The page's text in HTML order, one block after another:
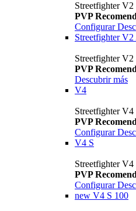
Streetfighter V2
PVP
Configurar
Streetfighter
Streetfighter V2
PVP
Descubrir más
V4
Streetfighter V4
PVP
Configurar
V4 S
Streetfighter V4
PVP
Configurar
new V4 S 100